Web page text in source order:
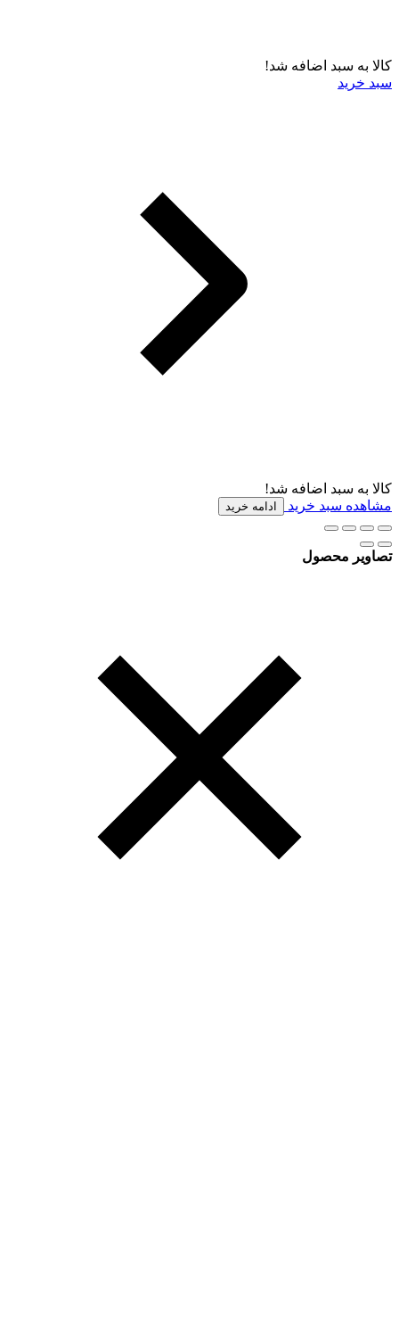
کالا به سبد اضافه شد!
سبد خرید
کالا به سبد اضافه شد!
مشاهده سبد خرید
ادامه خرید
تصاویر محصول